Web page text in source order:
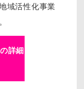
域活性化事業
詳細